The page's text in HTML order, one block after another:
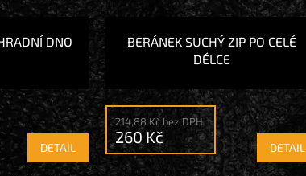
DNO
DETAIL
BERÁNEK SUCHÝ ZIP PO CELÉ
DÉLCE
214,88 Kč bez DPH
260 Kč
DETAIL